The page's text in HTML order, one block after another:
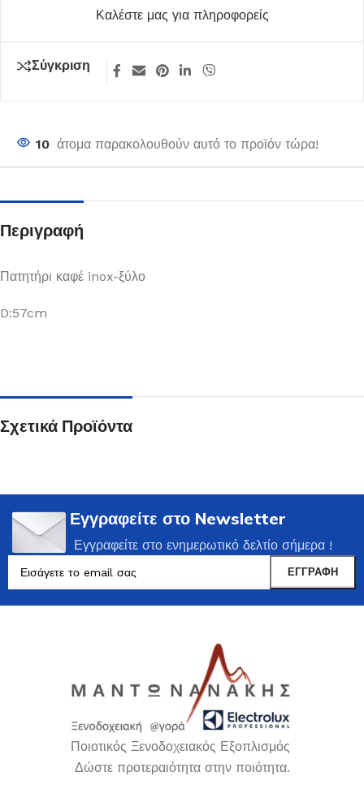
Καλέστε μας για πληροφορείς
Σύγκριση
10 άτομα παρακολουθούν αυτό το προϊόν τώρα!
Περιγραφή
Πατητήρι καφέ inox-ξύλο
D:57cm
Σχετικά Προϊόντα
Εγγραφείτε στο Newsletter
Εγγραφείτε στο ενημερωτικό δελτίο σήμερα !
Ποιοτικός Ξενοδοχειακός Εξοπλισμός
Δώστε προτεραιότητα στην ποιότητα.